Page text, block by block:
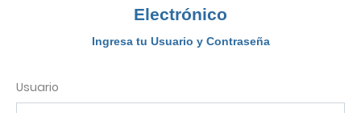
Electrónico
Ingresa tu Usuario y Contraseña
Usuario